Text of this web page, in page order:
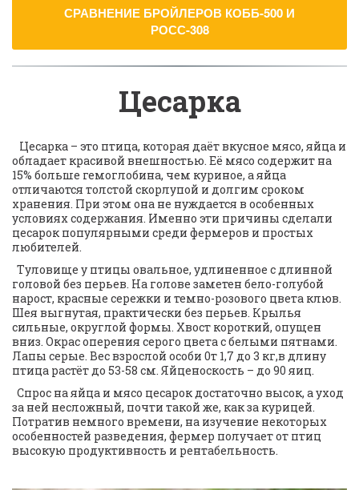
СРАВНЕНИЕ БРОЙЛЕРОВ КОББ-500 И
РОСС-308
Цесарка
обладает красивой внешностью. Её мясо содержит на
15% больше гемоглобина, чем куриное, а яйца
отличаются толстой скорлупой и долгим сроком
хранения. При этом она не нуждается в особенных
условиях содержания. Именно эти причины сделали
цесарок популярными среди фермеров и простых
любителей.
головой без перьев. На голове заметен бело-голубой
нарост, красные сережки и темно-розового цвета клюв.
Шея выгнутая, практически без перьев. Крылья
сильные, округлой формы. Хвост короткий, опущен
вниз. Окрас оперения серого цвета с белыми пятнами.
Лапы серые. Вес взрослой особи 0т 1,7 до 3 кг,в длину
птица растёт до 53-58 см. Яйценоскость – до 90 яиц.
за ней несложный, почти такой же, как за курицей.
Потратив немного времени, на изучение некоторых
особенностей разведения, фермер получает от птиц
высокую продуктивность и рентабельность.